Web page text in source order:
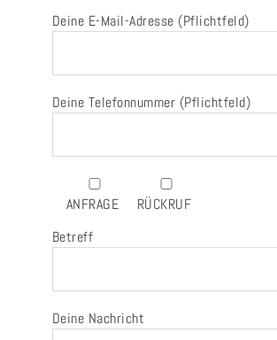
Deine E-Mail-Adresse (Pflichtfeld)
Deine Telefonnummer (Pflichtfeld)
ANFRAGE
RÜCKRUF
Betreff
Deine Nachricht